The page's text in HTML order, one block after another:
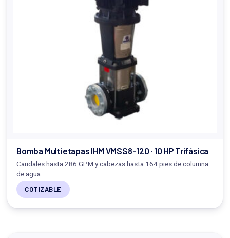
Bomba Multietapas IHM VMSS8-120 · 10 HP Trifásica
Caudales hasta 286 GPM y cabezas hasta 164 pies de columna
de agua.
COTIZABLE